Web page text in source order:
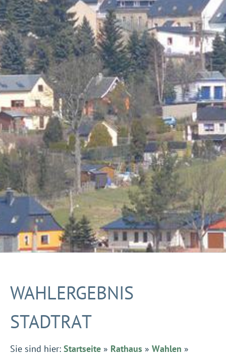
WAHLERGEBNIS
STADTRAT
Sie sind hier: Startseite » Rathaus » Wahlen »